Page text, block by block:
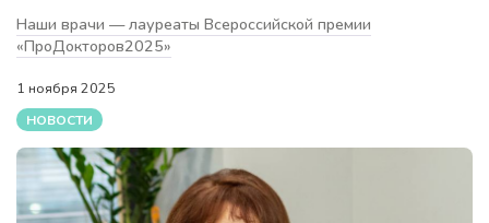
Наши врачи — лауреаты Всероссийской премии
«ПроДокторов2025»
1 ноября 2025
НОВОСТИ